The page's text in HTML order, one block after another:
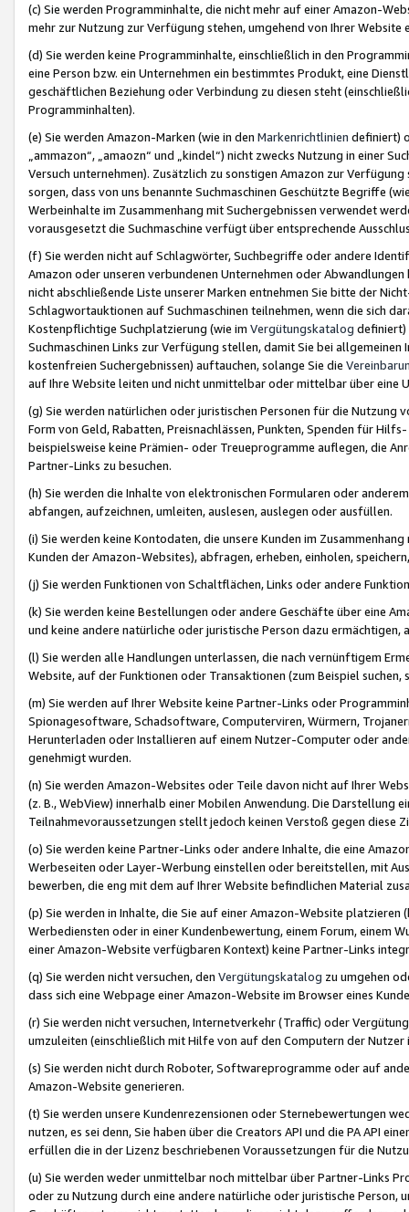
(c) Sie werden Programminhalte, die nicht mehr auf einer Amazon-
mehr zur Nutzung zur Verfügung stehen, umgehend von Ihrer
(d) Sie werden keine Programminhalte, einschließlich in den
eine Person bzw. ein Unternehmen ein bestimmtes Produkt, eine
geschäftlichen Beziehung oder Verbindung zu diesen steht
Programminhalten).
(e) Sie werden Amazon-Marken (wie in den Markenrichtlinien definiert)
„ammazon“, „amaozn“ und „kindel“) nicht zwecks Nutzung in einer
Versuch unternehmen). Zusätzlich zu sonstigen Amazon zur
sorgen, dass von uns benannte Suchmaschinen Geschützte Begriffe
Werbeinhalte im Zusammenhang mit Suchergebnissen verwendet
vorausgesetzt die Suchmaschine verfügt über entsprechende
(f) Sie werden nicht auf Schlagwörter, Suchbegriffe oder andere
Amazon oder unseren verbundenen Unternehmen oder
nicht abschließende Liste unserer Marken entnehmen Sie bitte der
Schlagwortauktionen auf Suchmaschinen teilnehmen, wenn die sich
Kostenpflichtige Suchplatzierung (wie im Vergütungskatalog definiert)
Suchmaschinen Links zur Verfügung stellen, damit Sie bei
kostenfreien Suchergebnissen) auftauchen, solange Sie die
auf Ihre Website leiten und nicht unmittelbar oder mittelbar über eine
(g) Sie werden natürlichen oder juristischen Personen für die Nutzung
Form von Geld, Rabatten, Preisnachlässen, Punkten, Spenden für
beispielsweise keine Prämien- oder Treueprogramme auflegen, die
Partner-Links zu besuchen.
(h) Sie werden die Inhalte von elektronischen Formularen oder
abfangen, aufzeichnen, umleiten, auslesen, auslegen oder ausfüllen.
(i) Sie werden keine Kontodaten, die unsere Kunden im
Kunden der Amazon-Websites), abfragen, erheben, einholen,
(j) Sie werden Funktionen von Schaltflächen, Links oder andere
(k) Sie werden keine Bestellungen oder andere Geschäfte über eine
und keine andere natürliche oder juristische Person dazu
(l) Sie werden alle Handlungen unterlassen, die nach vernünftigem
Website, auf der Funktionen oder Transaktionen (zum Beispiel
(m) Sie werden auf Ihrer Website keine Partner-Links oder
Spionagesoftware, Schadsoftware, Computerviren, Würmern,
Herunterladen oder Installieren auf einem Nutzer-Computer oder
genehmigt wurden.
(n) Sie werden Amazon-Websites oder Teile davon nicht auf Ihrer
(z. B., WebView) innerhalb einer Mobilen Anwendung. Die Darstellung
Teilnahmevoraussetzungen stellt jedoch keinen Verstoß gegen diese
(o) Sie werden keine Partner-Links oder andere Inhalte, die eine
Werbeseiten oder Layer-Werbung einstellen oder bereitstellen, mit
bewerben, die eng mit dem auf Ihrer Website befindlichen Material
(p) Sie werden in Inhalte, die Sie auf einer Amazon-Website
Werbediensten oder in einer Kundenbewertung, einem Forum, einem
einer Amazon-Website verfügbaren Kontext) keine Partner-Links
(q) Sie werden nicht versuchen, den Vergütungskatalog zu umgehen
dass sich eine Webpage einer Amazon-Website im Browser eines
(r) Sie werden nicht versuchen, Internetverkehr (Traffic) oder
umzuleiten (einschließlich mit Hilfe von auf den Computern der
(s) Sie werden nicht durch Roboter, Softwareprogramme oder auf
Amazon-Website generieren.
(t) Sie werden unsere Kundenrezensionen oder Sternebewertungen
nutzen, es sei denn, Sie haben über die Creators API und die PA API
erfüllen die in der Lizenz beschriebenen Voraussetzungen für die
(u) Sie werden weder unmittelbar noch mittelbar über Partner-Links
oder zu Nutzung durch eine andere natürliche oder juristische